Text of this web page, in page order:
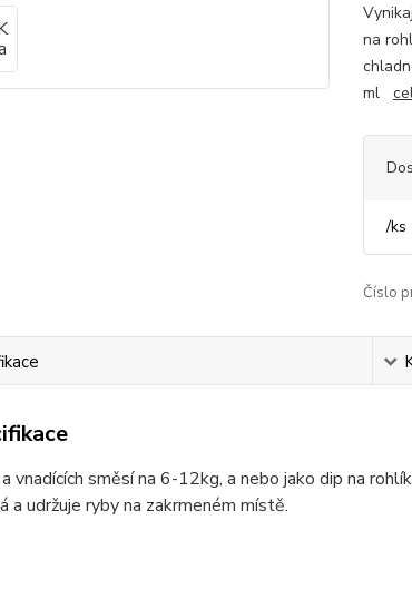
na
ml
/ks
Číslo
vnadících směsí na 6-12kg, a nebo jako dip na
a udržuje ryby na zakrmeném místě.